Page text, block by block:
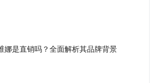
娜是直销吗？全面解析其品牌背景